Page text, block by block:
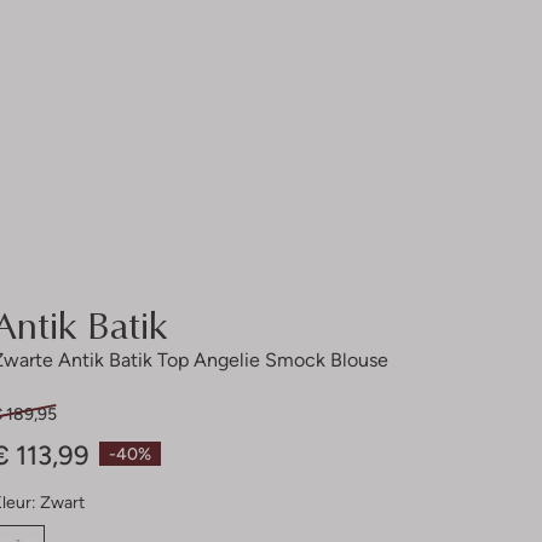
Batik
Antik Batik Top Angelie Smock Blouse
-40%
189,95
113,99
Zwart